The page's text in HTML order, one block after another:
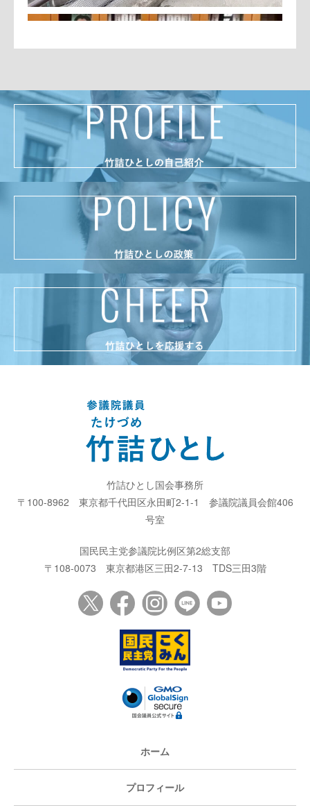
竹詰ひとし国会事務所
〒100-8962
東京都千代田区永田町2-1-1
参議院議員会館406
号室
国民民主党参議院比例区第2総支部
〒108-0073
東京都港区三田2-7-13 TDS三田3階
ホーム
プロフィール